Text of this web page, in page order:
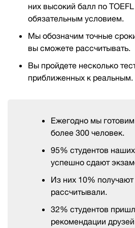
них высокий балл по
обязательным условием.
Мы обозначим точные
вы сможете рассчитывать.
Вы пройдете несколько
приближенных к реальным.
Ежегодно мы
более 300 человек.
95% студентов
успешно сдают
Из них 10%
рассчитывали.
32% студентов
рекомендации